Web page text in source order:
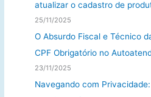
atualizar o cadastro de
25/11/2025
O Absurdo Fiscal e Técnico
CPF Obrigatório no
23/11/2025
Navegando com